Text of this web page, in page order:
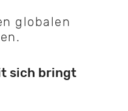
globalen
sich bringt